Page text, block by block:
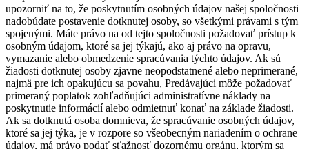
upozorniť na to, že poskytnutím osobných údajov našej spoločnosti
nadobúdate postavenie dotknutej osoby, so všetkými právami s tým
spojenými. Máte právo na od tejto spoločnosti požadovať prístup k
osobným údajom, ktoré sa jej týkajú, ako aj právo na opravu,
vymazanie alebo obmedzenie spracúvania týchto údajov. Ak sú
žiadosti dotknutej osoby zjavne neopodstatnené alebo neprimerané,
najmä pre ich opakujúcu sa povahu, Predávajúci môže požadovať
primeraný poplatok zohľadňujúci administratívne náklady na
poskytnutie informácií alebo odmietnuť konať na základe žiadosti.
Ak sa dotknutá osoba domnieva, že spracúvanie osobných údajov,
ktoré sa jej týka, je v rozpore so všeobecným nariadením o ochrane
údajov, má právo podať sťažnosť dozornému orgánu, ktorým sa